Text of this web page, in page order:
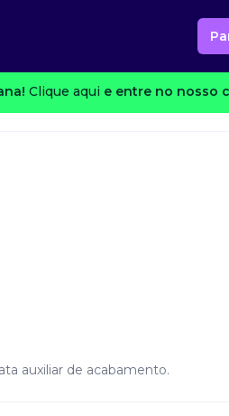
Clique aqui e entre no nosso
auxiliar de acabamento.